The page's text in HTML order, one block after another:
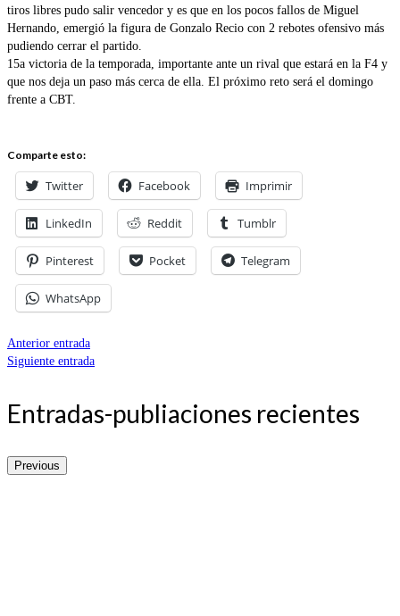
tiros libres pudo salir vencedor y es que en los pocos fallos de Miguel
Hernando, emergió la figura de Gonzalo Recio con 2 rebotes ofensivo más
pudiendo cerrar el partido.
15a victoria de la temporada, importante ante un rival que estará en la F4 y
que nos deja un paso más cerca de ella. El próximo reto será el domingo
frente a CBT.
Comparte esto:
Twitter Facebook Imprimir
LinkedIn Reddit Tumblr
Pinterest Pocket Telegram
WhatsApp
Anterior entrada
Siguiente entrada
Entradas-publiaciones recientes
Previous